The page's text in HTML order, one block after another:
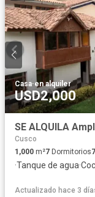
Casa·en alquiler
USD2,000
Cusco
1,000 m²7 Dormitorios7
·Tanque de agua·
Actualizado hace 3